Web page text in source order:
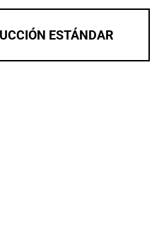
ESTÁNDAR